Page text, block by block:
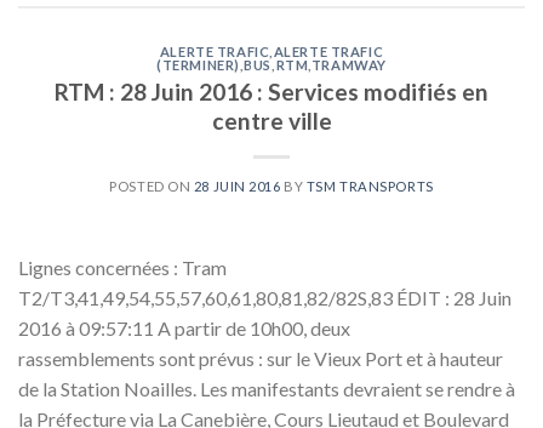
ALERTE TRAFIC ALERTE TRAFIC
(TERMINER) ,BUS RTM TRAMWAY
RTM : 28 Juin 2016 : Services modifiés en
centre ville
POSTED ON 28 JUIN 2016 BY TSM TRANSPORTS
Lignes concernées : Tram
T2/T3,41,49,54,55,57,60,61,80,81,82/82S,83 ÉDIT : 28 Juin
2016 à 09:57:11 A partir de 10h00, deux
rassemblements sont prévus : sur le Vieux Port et à hauteur
de la Station Noailles. Les manifestants devraient se rendre à
la Préfecture via La Canebière, Cours Lieutaud et Boulevard